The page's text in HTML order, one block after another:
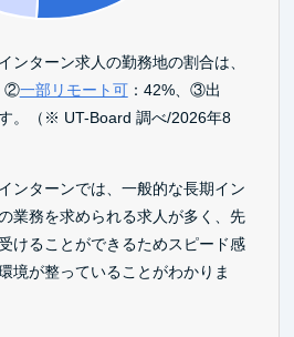
ンターン求人の勤務地の割合は、
②一部リモート可：42%、③出
。（※ UT-Board 調べ/2026年8
ンターンでは、一般的な長期イン
業務を求められる求人が多く、先
けることができるためスピード感
境が整っていることがわかりま